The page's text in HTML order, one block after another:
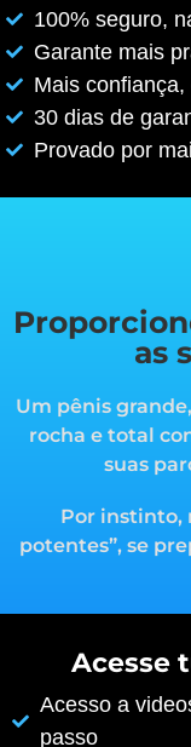
100% seguro,
Garante mais
Mais
30 dias de
Provado por
as
Um pênis
rocha e total
suas
Por instinto,
potentes”, se
Acesse
Acesso a
passo